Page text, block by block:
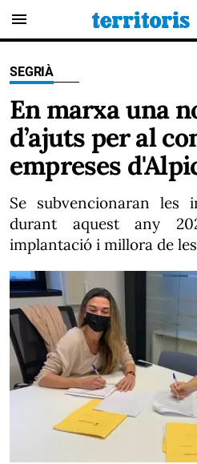
menu
SEGRIÀ
En marxa una
d’ajuts per al
empreses
Se subvencionaran les
durant aquest any
implantació i millora de